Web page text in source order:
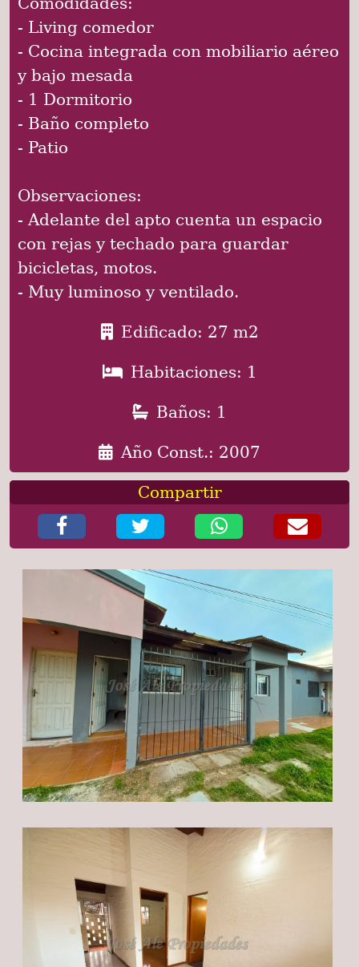
- Living comedor
- Cocina integrada con mobiliario aéreo
y bajo mesada
- 1 Dormitorio
- Baño completo
- Patio
Observaciones:
- Adelante del apto cuenta un espacio
con rejas y techado para guardar
bicicletas, motos.
- Muy luminoso y ventilado.
Edificado: 27 m2
Habitaciones: 1
Baños: 1
Año Const.: 2007
Compartir